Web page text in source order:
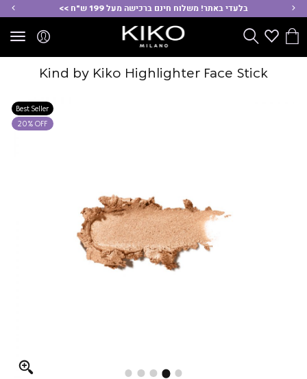
בלעדי באתר! משלוח חינם ברכישה מעל 199 ש"ח >>
הסל
Wishlistחפש
Full
Best Seller
20% OFF
Kind by Kiko Highlighter Face Stick